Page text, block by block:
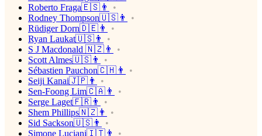
Roberto Fraga🇪🇸👨
Rodney Thompson🇺🇸👨
Rüdiger Dorn🇩🇪👨
Ryan Laukat🇺🇸👨
S J Macdonald 🇳🇿👨
Scott Almes🇺🇸👨
Sébastien Pauchon🇨🇭👨
Seiji Kanai🇯🇵👨
Sen-Foong Lim🇨🇦👨
Serge Laget🇫🇷👨
Shem Phillips🇳🇿👨
Sid Sackson🇺🇸👨
Simone Luciani🇮🇹👨